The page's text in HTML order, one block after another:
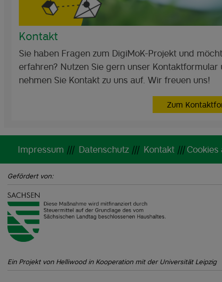
Kontakt
Sie haben Fragen zum DigiMoK-Projekt und
erfahren? Nutzen Sie gern unser Kontaktformular
nehmen Sie Kontakt zu uns auf. Wir freuen uns!
Zum
Impressum ||| Datenschutz||| Kontakt|||Cookies
Gefördert von:
Ein Projekt von Helliwood in Kooperation mit der Universität Leipzig